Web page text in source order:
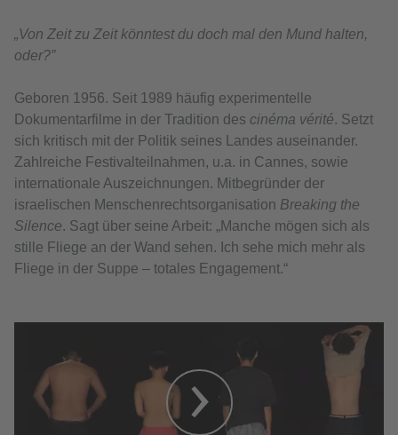
„Von Zeit zu Zeit könntest du doch mal den Mund halten,
oder?”
Geboren 1956. Seit 1989 häufig experimentelle
Dokumentarfilme in der Tradition des cinéma vérité. Setzt
sich kritisch mit der Politik seines Landes auseinander.
Zahlreiche Festivalteilnahmen, u.a. in Cannes, sowie
internationale Auszeichnungen. Mitbegründer der
israelischen Menschenrechtsorganisation Breaking the
Silence. Sagt über seine Arbeit: „Manche mögen sich als
stille Fliege an der Wand sehen. Ich sehe mich mehr als
Fliege in der Suppe – totales Engagement.“